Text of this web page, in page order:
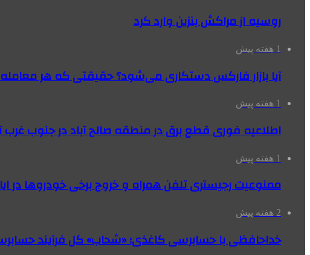
روسیه از مراکش بنزین وارد کرد
1 هفته پیش
آیا بازار فارکس دستکاری می‌شود؟ حقیقتی که هر
1 هفته پیش
اطلاعیه فوری قطع برق در منطقه صالح آباد در جنوب غرب
1 هفته پیش
ممنوعیت رجیستری تلفن همراه و خروج برخی خودروها در
2 هفته پیش
خداحافظی با حسابرسی کاغذی؛ «شحاب» کل فرآیند